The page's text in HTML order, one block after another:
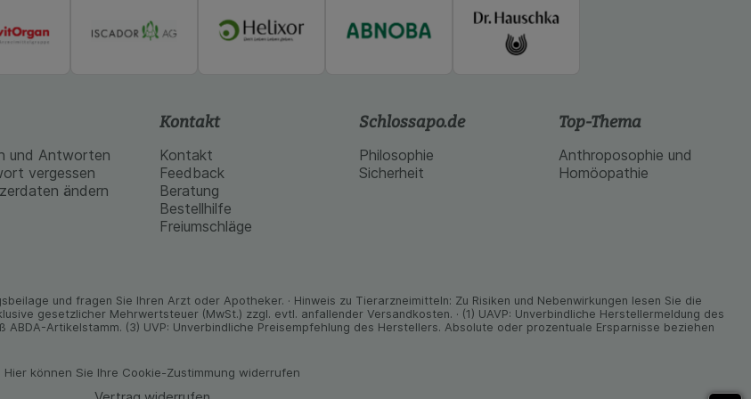
und Antworten
vergessen
ändern
Kontakt
Kontakt
Feedback
Beratung
Bestellhilfe
Freiumschläge
Schlossapo.de
Philosophie
Sicherheit
Top-Thema
Anthroposophie und
Homöopathie
und fragen Sie Ihren Arzt oder Apo­theker. · Hinweis zu Tier­arz­nei­mitteln: Zu Risiken und Neben­wirkungen lesen Sie die
gesetz­licher Mehrwertsteuer (MwSt.) zzgl. evtl. anfallender Versand­kosten. · (1) UAVP: Unverbindliche Herstellermeldung des
Artikelstamm. (3) UVP: Unverbindliche Preisempfehlung des Herstellers. Absolute oder prozentuale Ersparnisse beziehen
Hier können Sie Ihre Cookie-Zustimmung widerrufen